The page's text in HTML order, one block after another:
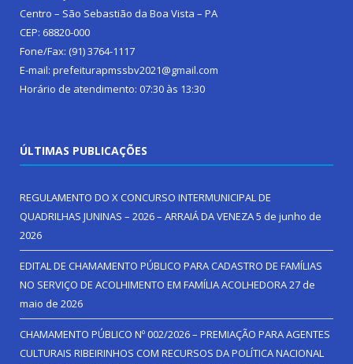
Centro – São Sebastião da Boa Vista – PA
CEP: 68820-000
Fone/Fax: (91) 3764-1117
E-mail: prefeiturapmssbv2021@gmail.com
Horário de atendimento: 07:30 às 13:30
ÚLTIMAS PUBLICAÇÕES
REGULAMENTO DO X CONCURSO INTERMUNICIPAL DE
QUADRILHAS JUNINAS – 2026 – ARRAIÁ DA VENEZA5 de junho de
2026
EDITAL DE CHAMAMENTO PÚBLICO PARA CADASTRO DE FAMÍLIAS
NO SERVIÇO DE ACOLHIMENTO EM FAMÍLIA ACOLHEDORA27 de
maio de 2026
CHAMAMENTO PÚBLICO Nº 002/2026 – PREMIAÇÃO PARA AGENTES
CULTURAIS RIBEIRINHOS COM RECURSOS DA POLÍTICA NACIONAL